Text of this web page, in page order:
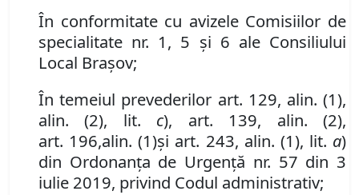
În conformitate cu avizele Comisiilor de
specialitate nr. 1, 5 și 6 ale Consiliului
Local Brașov;
În temeiul prevederilor art. 129, alin. (1),
alin. (2), lit. c), art. 139, alin. (2),
art. 196,alin.(1)și art. 243, alin. (1), lit. a)
din Ordonanța de Urgență nr. 57 din 3
iulie 2019, privind Codul administrativ;